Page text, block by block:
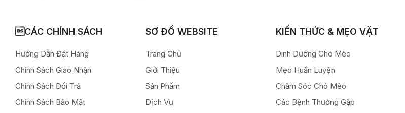
CÁC CHÍNH SÁCH
Hướng Dẫn Đặt Hàng
Chính Sách Giao Nhận
Chính Sách Đổi Trả
Chính Sách Bảo Mật
SƠ ĐỒ WEBSITE
Trang Chủ
Giới Thiệu
Sản Phẩm
Dịch Vụ
KIẾN THỨC & MẸO VẶT
Dinh Dưỡng Chó Mèo
Mẹo Huấn Luyện
Chăm Sóc Chó Mèo
Các Bệnh Thường Gặp